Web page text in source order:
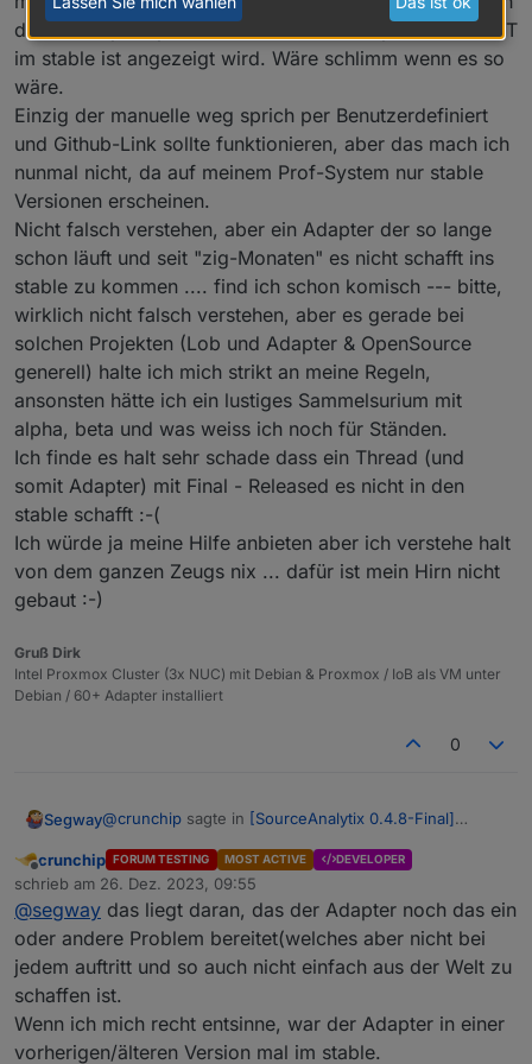
(Dutchman & ToTXR4Y) Implement
automatically detection of currency from admin
settings #247
(Dutchman) Correct error handling of "Watt"
state initialisation
(Dutchman) Bugfix : Ensure a proper reset and
set and > reading
(Dutchman) Bugfix : Caught sentry error : Alias
xxxxx has no target
(Dutchman & ToTXR4Y) Bugfix : Rebuild
Watt values : Ensure proper reading start
(0 instead of current watt value)
Watt values : Ensure proper reading
calculation with exponent (0 instead of
current watt value)
#281
All calculations : correct handling of
device reset (if value is reset or 0)
(Dutchman) Bugfix : Incorrect initialisation for
Watt values with 0 input
(Dutchman) Bugfix : Only create cumulatedXXX
in year statistics if activated
(Dutchman) Bugfix : Incorrect warn message if
configuration for objects is changed
(Dutchman) Bugfix : Error {Is not a number,
cannot continue calculation} if value = 0
(Dutchman) Bugfix : Throw error if value is
not destroy cumulative memory value (Fixes
NULL values for Watt after night reset)
dass auch per npm oder Github kein Adapter der NICHT
im stable ist angezeigt wird. Wäre schlimm wenn es so
wäre.
Einzig der manuelle weg sprich per Benutzerdefiniert
und Github-Link sollte funktionieren, aber das mach ich
nunmal nicht, da auf meinem Prof-System nur stable
Versionen erscheinen.
Nicht falsch verstehen, aber ein Adapter der so lange
schon läuft und seit "zig-Monaten" es nicht schafft ins
stable zu kommen .... find ich schon komisch --- bitte,
wirklich nicht falsch verstehen, aber es gerade bei
solchen Projekten (Lob und Adapter & OpenSource
generell) halte ich mich strikt an meine Regeln,
ansonsten hätte ich ein lustiges Sammelsurium mit
alpha, beta und was weiss ich noch für Ständen.
Ich finde es halt sehr schade dass ein Thread (und
somit Adapter) mit Final - Released es nicht in den
stable schafft :-(
Ich würde ja meine Hilfe anbieten aber ich verstehe halt
von dem ganzen Zeugs nix ... dafür ist mein Hirn nicht
gebaut :-)
Gruß Dirk
Intel Proxmox Cluster (3x NUC) mit Debian & Proxmox / IoB als VM unter
Debian / 60+ Adapter installiert
0
Segway@crunchip sagte in [SourceAnalytix 0.4.8-Final]
@willi-wundersagte in
Final] Released !
Über Github hat er den Adapter auch nicht
dann bin ich der Meinung das da mit deinem
Das ist bei mir genauso ! Ist meiner Meinung nach
auch richtig.
Iobroker ist bei mir rein auf Stable eingestellt (auf
meinem Prod. System) und dann ist es mMn nur
logisch dass auch per npm oder Github kein Adapter
der NICHT im stable ist angezeigt wird. Wäre schlimm
Offline
crunchip FORUM TESTING MOST ACTIVE DEVELOPER
schrieb am 26. Dez. 2023, 09:55
zuletzt editiert von
@segway das liegt daran, das der Adapter noch das ein
oder andere Problem bereitet(welches aber nicht bei
jedem auftritt und so auch nicht einfach aus der Welt zu
schaffen ist.
Wenn ich mich recht entsinne, war der Adapter in einer
vorherigen/älteren Version mal im stable.